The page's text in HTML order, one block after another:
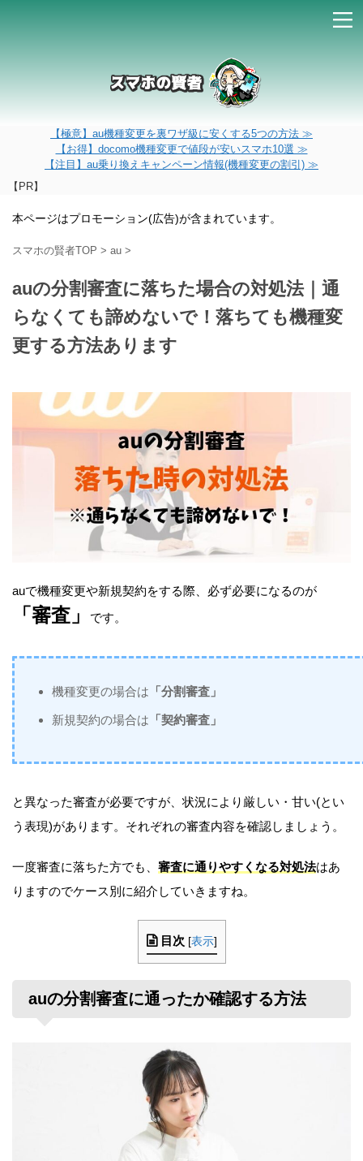
【極意】au機種変更を裏ワザ級に安くする5つの方法 ≫
【お得】docomo機種変更で値段が安いスマホ10選 ≫
【注目】au乗り換えキャンペーン情報(機種変更の割引) ≫
【PR】
本ページはプロモーション(広告)が含まれています。
スマホの賢者TOP > au >
auの分割審査に落ちた場合の対処法｜通
らなくても諦めないで！落ちても機種変
更する方法あります
auで機種変更や新規契約をする際、必ず必要になるのが
「審査」 です。
機種変更の場合は 「分割審査」
新規契約の場合は 「契約審査」
と異なった審査が必要ですが、状況により厳しい・甘い(とい
う表現)があります。それぞれの審査内容を確認しましょう。
一度審査に落ちた方でも、 審査に通りやすくなる対処法はあ
りますのでケース別に紹介していきますね。
目次 [表示]
auの分割審査に通ったか確認する方法